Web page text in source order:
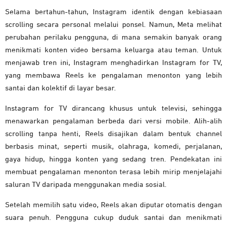
Selama bertahun-tahun, Instagram identik dengan kebiasaan
scrolling secara personal melalui ponsel. Namun, Meta melihat
perubahan perilaku pengguna, di mana semakin banyak orang
menikmati konten video bersama keluarga atau teman. Untuk
menjawab tren ini, Instagram menghadirkan Instagram for TV,
yang membawa Reels ke pengalaman menonton yang lebih
santai dan kolektif di layar besar.
Instagram for TV dirancang khusus untuk televisi, sehingga
menawarkan pengalaman berbeda dari versi mobile. Alih-alih
scrolling tanpa henti, Reels disajikan dalam bentuk channel
berbasis minat, seperti musik, olahraga, komedi, perjalanan,
gaya hidup, hingga konten yang sedang tren. Pendekatan ini
membuat pengalaman menonton terasa lebih mirip menjelajahi
saluran TV daripada menggunakan media sosial.
Setelah memilih satu video, Reels akan diputar otomatis dengan
suara penuh. Pengguna cukup duduk santai dan menikmati